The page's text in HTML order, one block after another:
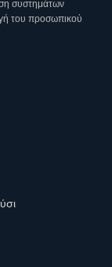
συστημάτων
του προσωπικού